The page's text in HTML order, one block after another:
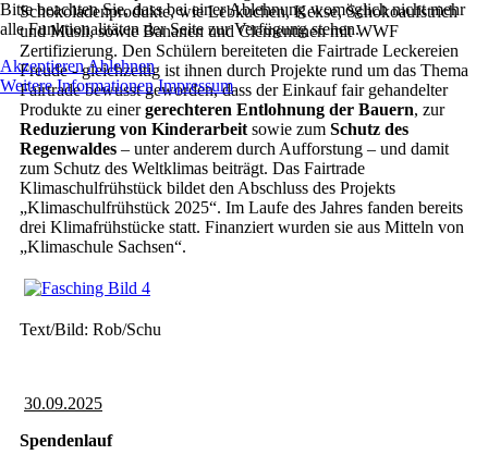
Schokoladenprodukte, wie Lebkuchen, Kekse, Schokoaufstrich
und Müsli, sowie Bananen und Clementinen mit WWF
Zertifizierung. Den Schülern bereiteten die Fairtrade Leckereien
Freude - gleichzeitig ist ihnen durch Projekte rund um das Thema
Fairtrade bewusst geworden, dass der Einkauf fair gehandelter
Produkte zu einergerechteren Entlohnung der Bauern, zur
Reduzierung von Kinderarbeit sowie zum Schutz des
Regenwaldes – unter anderem durch Aufforstung – und damit
zum Schutz des Weltklimas beiträgt. Das Fairtrade
Klimaschulfrühstück bildet den Abschluss des Projekts
„Klimaschulfrühstück 2025“. Im Laufe des Jahres fanden bereits
drei Klimafrühstücke statt. Finanziert wurden sie aus Mitteln von
„Klimaschule Sachsen“.
Text/Bild: Rob/Schu
30.09.2025
Spendenlauf
Bitte beachten Sie, dass bei einer Ablehnung womöglich nicht mehr
alle Funktionalitäten der Seite zur Verfügung stehen.
AkzeptierenAblehnen
Weitere Informationen Impressum